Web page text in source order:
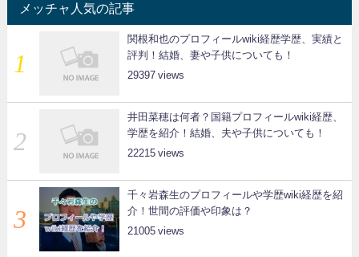
メッチャ人気の記事
関根和也のプロフィールwiki経歴学歴、実績と
評判！結婚、妻や子供についても！
29397
井田菜穂は何者？国籍プロフィールwiki経歴、
学歴を紹介！結婚、夫や子供についても！
22215
千々岩森生のプロフィールや学歴wiki経歴を紹
介！世間の評価や印象は？
21005